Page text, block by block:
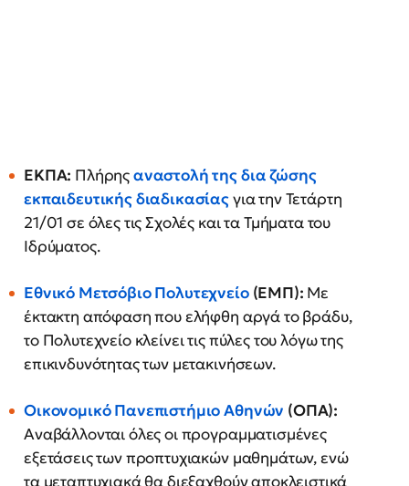
ΕΚΠΑ: Πλήρηςαναστολή της δια ζώσης
εκπαιδευτικής διαδικασίαςγια την Τετάρτη
21/01 σε όλες τις Σχολές και τα Τμήματα του
Ιδρύματος.
Εθνικό Μετσόβιο Πολυτεχνείο(ΕΜΠ): Με
έκτακτη απόφαση που ελήφθη αργά το βράδυ,
το Πολυτεχνείο κλείνει τις πύλες του λόγω της
επικινδυνότητας των μετακινήσεων.
Οικονομικό Πανεπιστήμιο Αθηνών (ΟΠΑ):
Αναβάλλονται όλες οι προγραμματισμένες
εξετάσεις των προπτυχιακών μαθημάτων, ενώ
τα μεταπτυχιακά θα διεξαχθούν αποκλειστικά